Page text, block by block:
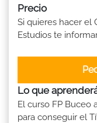
Precio
Si quieres hacer el
Estudios te
Lo que
El curso FP Buceo
para conseguir el